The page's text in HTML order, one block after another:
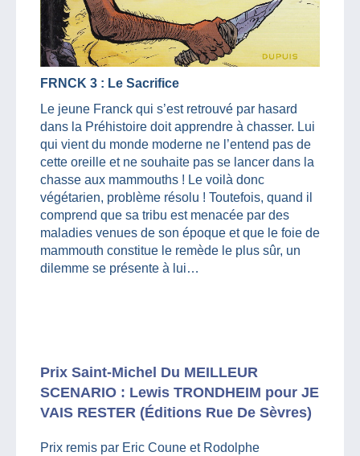
FRNCK 3 : Le Sacrifice
Le jeune Franck qui s’est retrouvé par hasard
dans la Préhistoire doit apprendre à chasser. Lui
qui vient du monde moderne ne l’entend pas de
cette oreille et ne souhaite pas se lancer dans la
chasse aux mammouths ! Le voilà donc
végétarien, problème résolu ! Toutefois, quand il
comprend que sa tribu est menacée par des
maladies venues de son époque et que le foie de
mammouth constitue le remède le plus sûr, un
dilemme se présente à lui…
Prix Saint-Michel Du MEILLEUR
SCENARIO : Lewis TRONDHEIM pour JE
VAIS RESTER (Éditions Rue De Sèvres)
Prix remis par Eric Coune et Rodolphe